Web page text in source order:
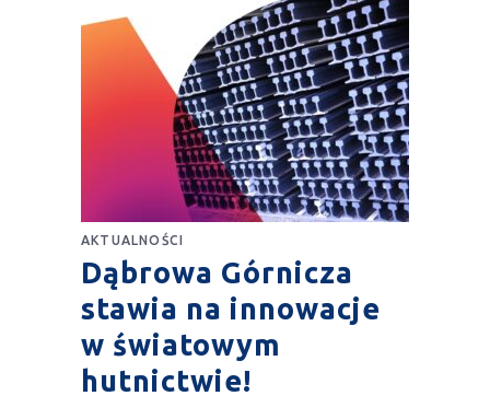
AKTUALNOŚCI
Dąbrowa Górnicza
stawia na innowacje
w światowym
hutnictwie!